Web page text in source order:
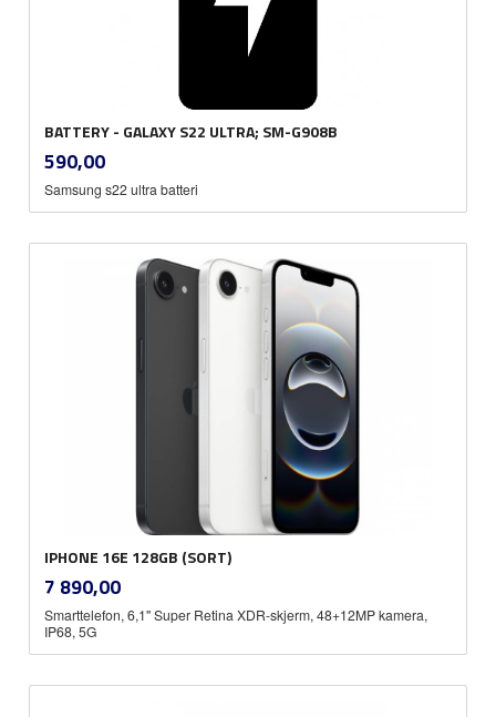
BATTERY - GALAXY S22 ULTRA; SM-G908B
Pris
590,00mva.
Samsung s22 ultra batteri
IPHONE 16E 128GB (SORT)
Pris
7 890,00mva.
Smarttelefon, 6,1" Super Retina XDR-skjerm, 48+12MP kamera,
IP68, 5G